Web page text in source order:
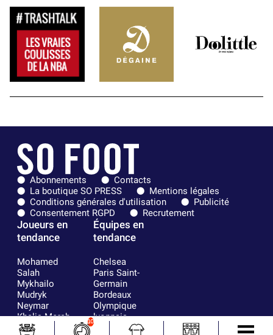
Abonnements
Contacts
La boutique SO PRESS
Mentions légales
Conditions générales d'utilisation
Publicité
Consentement RGPD
Recrutement
Joueurs en
tendance
Mohamed
Salah
Mykhailo
Mudryk
Neymar
Khalis Merah
Loïs Openda
Équipes en
tendance
Chelsea
Paris Saint-
Germain
Bordeaux
Olympique
lyonnais
FIFA
10